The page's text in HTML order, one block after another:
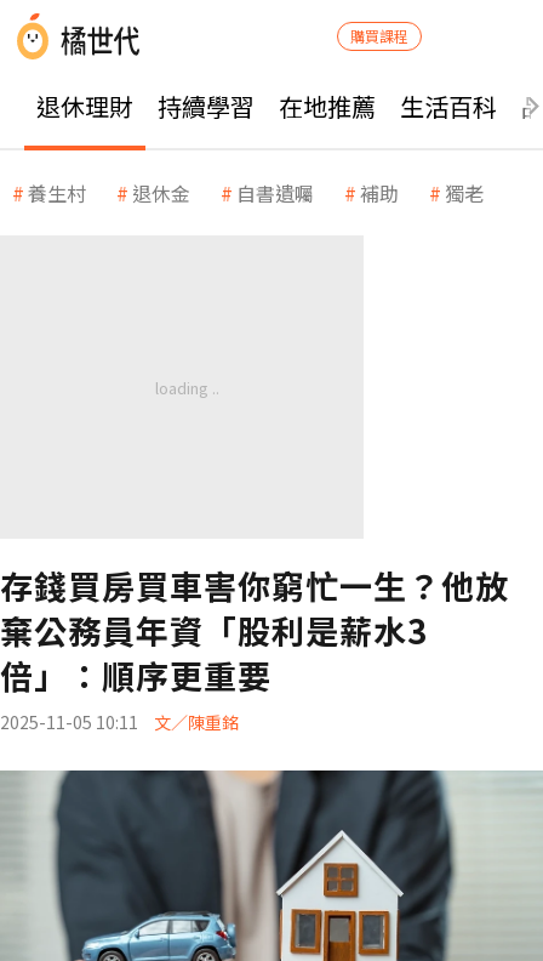
購買課程
退休理財 持續學習 在地推薦 生活百科
養生村 退休金 自書遺囑 補助 獨老
存錢買房買車害你窮忙一生？他放
棄公務員年資「股利是薪水3
倍」：順序更重要
2025-11-05 10:11 文／陳重銘